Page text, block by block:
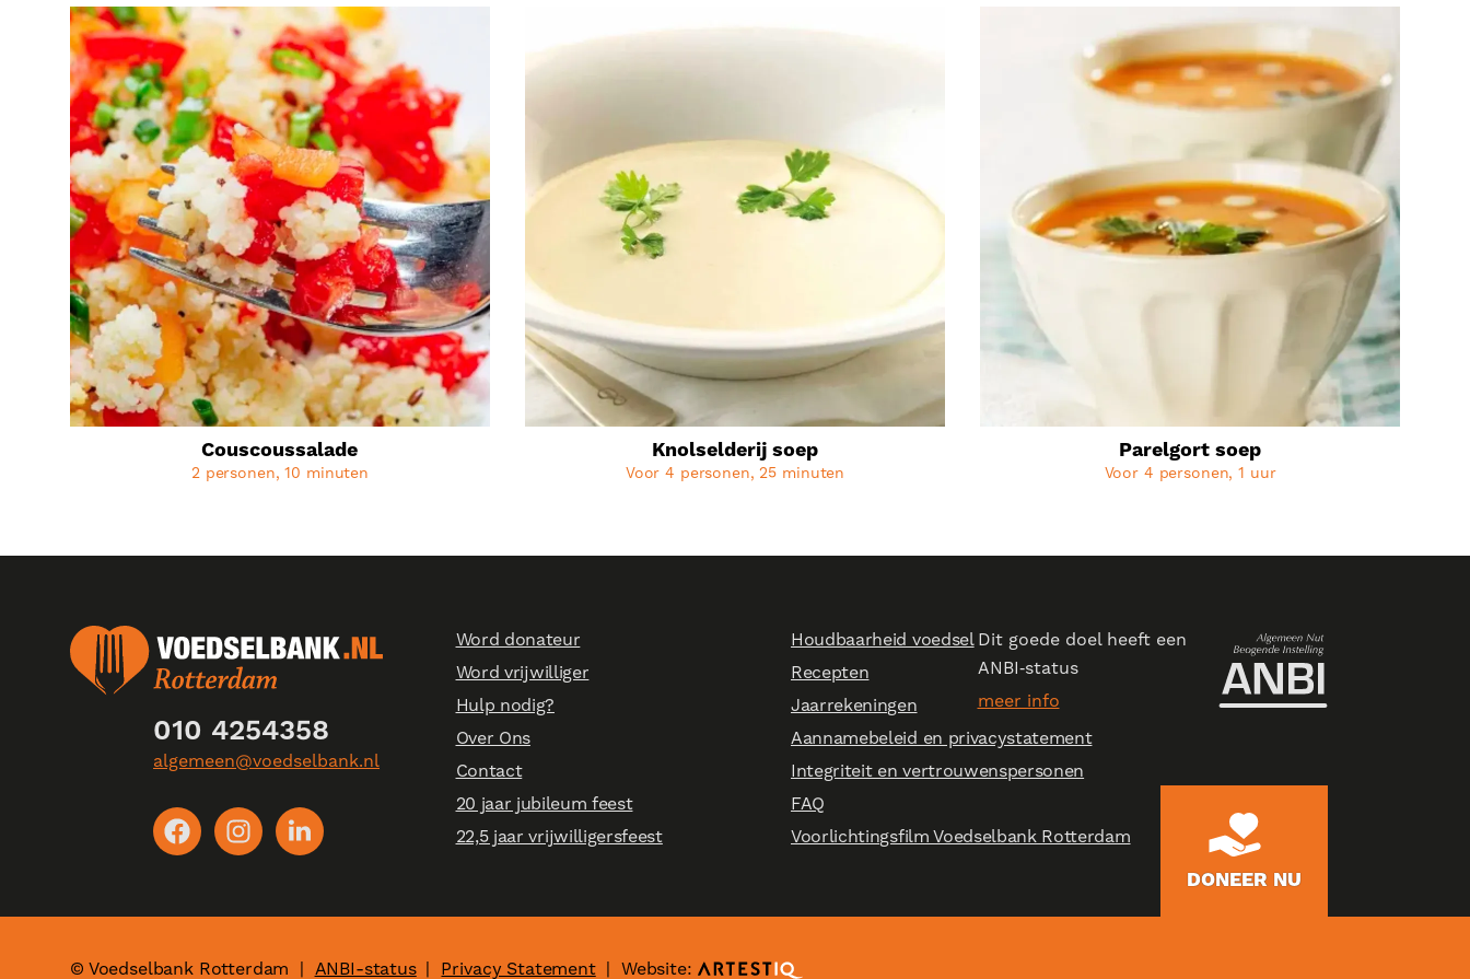
Couscoussalade
2 personen, 10 minuten
Knolselderij soep
Voor 4 personen, 25 minuten
Parelgort soep
Voor 4 personen, 1 uur
010 4254358
algemeen@voedselbank.nl
Word donateur
Word vrijwilliger
Hulp nodig?
Over Ons
Contact
20 jaar jubileum feest
22,5 jaar vrijwilligersfeest
Houdbaarheid voedsel
Recepten
Jaarrekeningen
Aannamebeleid en privacystatement
Integriteit en vertrouwenspersonen
FAQ
Voorlichtingsfilm Voedselbank Rotterdam
DONEER NU
Dit goede doel heeft een
ANBI‑status
meer info
© Voedselbank Rotterdam | ANBI-status Privacy Statement| Website: